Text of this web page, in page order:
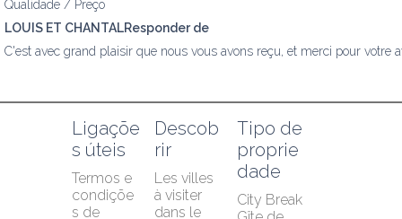
Qualidade / Preço
LOUIS ET CHANTALResponder de
C'est avec grand plaisir que nous vous avons reçu, et merci pour votre
Ligaçõe
s úteis
Termos e
condiçõe
s de
Descob
rir
Les villes
à visiter
dans le
Tipo de
proprie
dade
City Break